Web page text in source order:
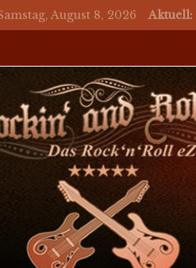
August 8, 2026 Aktuell: